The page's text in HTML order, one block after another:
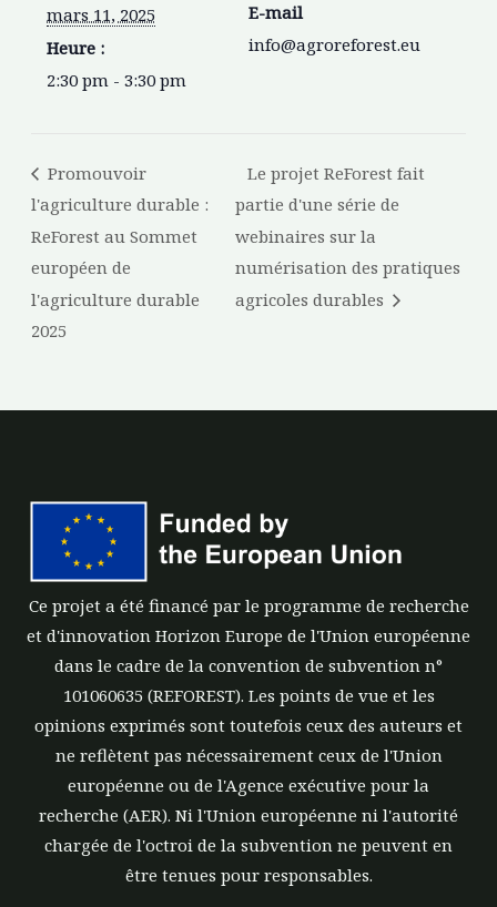
mars 11, 2025
Heure :
2:30 pm - 3:30 pm
E-mail
info@agroreforest.eu
Promouvoir
l'agriculture durable :
ReForest au Sommet
européen de
l'agriculture durable
2025
Le projet ReForest fait
partie d'une série de
webinaires sur la
numérisation des pratiques
agricoles durables
Ce projet a été financé par le programme de recherche
et d'innovation Horizon Europe de l'Union européenne
dans le cadre de la convention de subvention n°
101060635 (REFOREST). Les points de vue et les
opinions exprimés sont toutefois ceux des auteurs et
ne reflètent pas nécessairement ceux de l'Union
européenne ou de l'Agence exécutive pour la
recherche (AER). Ni l'Union européenne ni l'autorité
chargée de l'octroi de la subvention ne peuvent en
être tenues pour responsables.